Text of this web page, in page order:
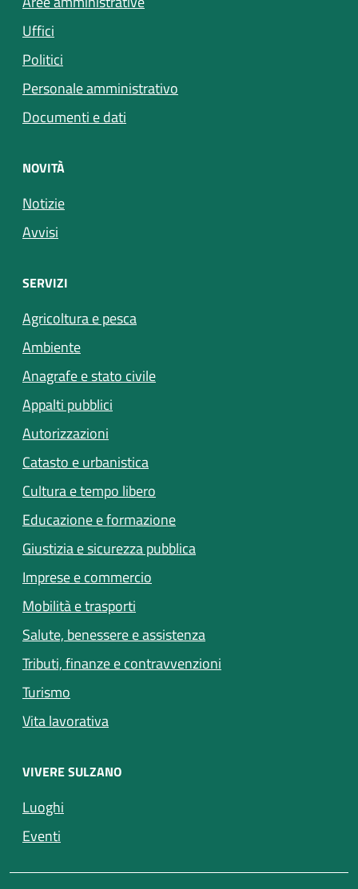
Uffici
Politici
Personale amministrativo
Documenti e dati
NOVITÀ
Notizie
Avvisi
SERVIZI
Agricoltura e pesca
Ambiente
Anagrafe e stato civile
Appalti pubblici
Autorizzazioni
Catasto e urbanistica
Cultura e tempo libero
Educazione e formazione
Giustizia e sicurezza pubblica
Imprese e commercio
Mobilità e trasporti
Salute, benessere e assistenza
Tributi, finanze e contravvenzioni
Turismo
Vita lavorativa
VIVERE SULZANO
Luoghi
Eventi